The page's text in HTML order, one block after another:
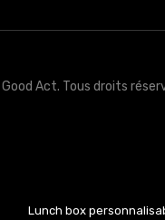
Act. Tous droits
Lunch box